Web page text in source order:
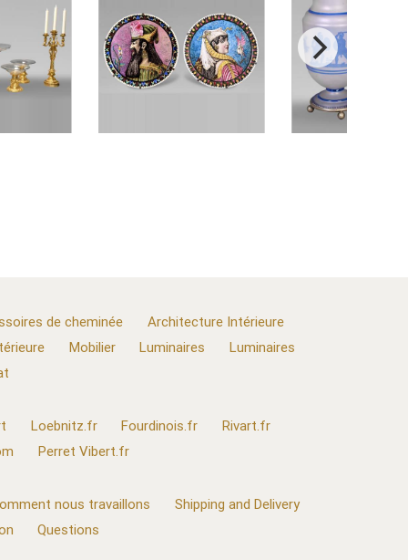
de cheminée
Architecture Intérieure
Mobilier Luminaires
Luminaires
Loebnitz.fr Fourdinois.fr
Rivart.fr
Perret Vibert.fr
nous travaillons
Shipping and Delivery
Questions